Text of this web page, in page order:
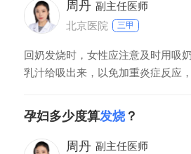
周丹 副主任医师
北京医院
三甲
回奶发烧时，女性应注意及时用吸
乳汁给吸出来，以免加重炎症反应
治疗。比如直接在额头上贴退热贴
用来擦拭前额、后颈、腋窝、手心
多的部位，有助于带走体内多余的
孕妇多少度算发烧？
周丹 副主任医师